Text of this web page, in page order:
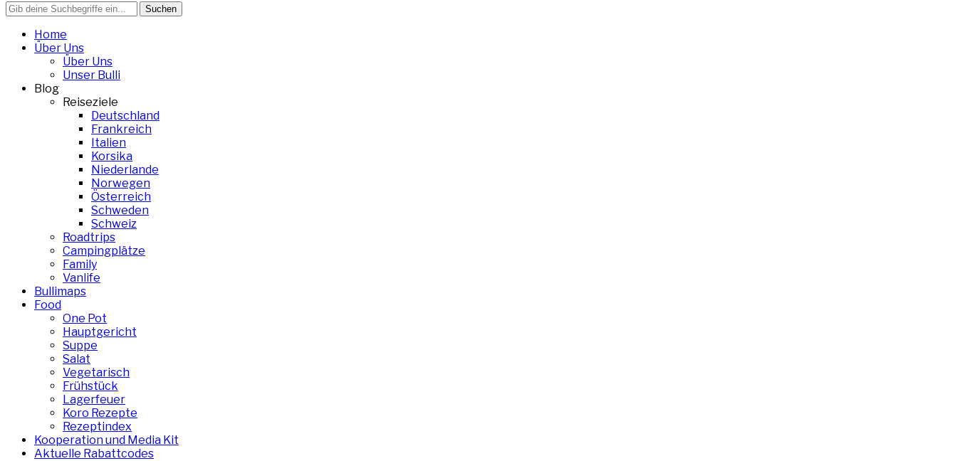
Search
for:
Home
Über Uns
Über Uns
Unser Bulli
Blog
Reiseziele
Deutschland
Frankreich
Italien
Korsika
Niederlande
Norwegen
Österreich
Schweden
Schweiz
Roadtrips
Campingplätze
Family
Vanlife
Bullimaps
Food
One Pot
Hauptgericht
Suppe
Salat
Vegetarisch
Frühstück
Lagerfeuer
Koro Rezepte
Rezeptindex
Kooperation und Media Kit
Aktuelle Rabattcodes